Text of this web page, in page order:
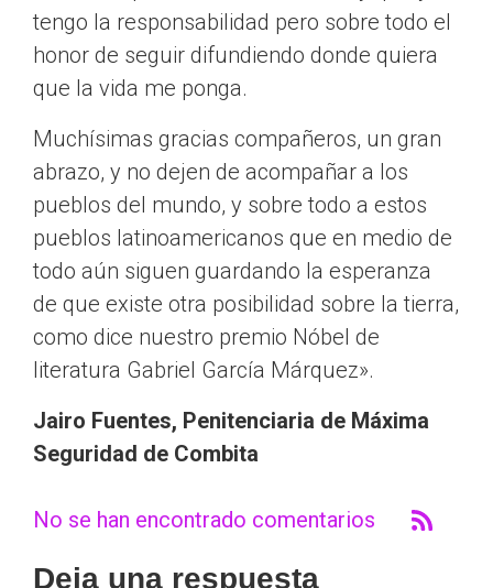
tengo la responsabilidad pero sobre todo el
honor de seguir difundiendo donde quiera
que la vida me ponga.
Muchísimas gracias compañeros, un gran
abrazo, y no dejen de acompañar a los
pueblos del mundo, y sobre todo a estos
pueblos latinoamericanos que en medio de
todo aún siguen guardando la esperanza
de que existe otra posibilidad sobre la tierra,
como dice nuestro premio Nóbel de
literatura Gabriel García Márquez».
Jairo Fuentes, Penitenciaria de Máxima
Seguridad de Combita
No se han encontrado comentarios
Deja una respuesta